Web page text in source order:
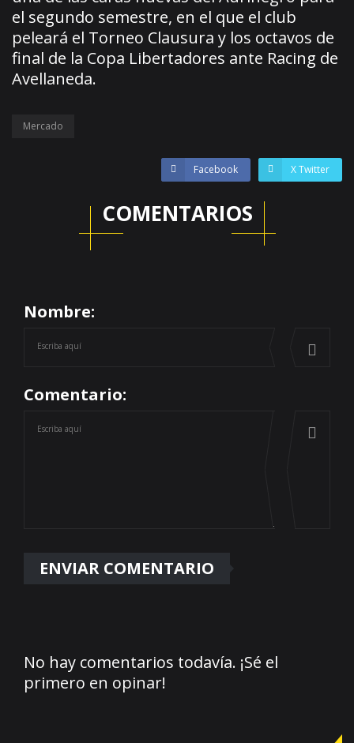
el segundo semestre, en el que el club
peleará el Torneo Clausura y los octavos de
final de la Copa Libertadores ante Racing de
Avellaneda.
Mercado
Facebook X Twitter
COMENTARIOS
Nombre:
Comentario:
No hay comentarios todavía. ¡Sé el
primero en opinar!